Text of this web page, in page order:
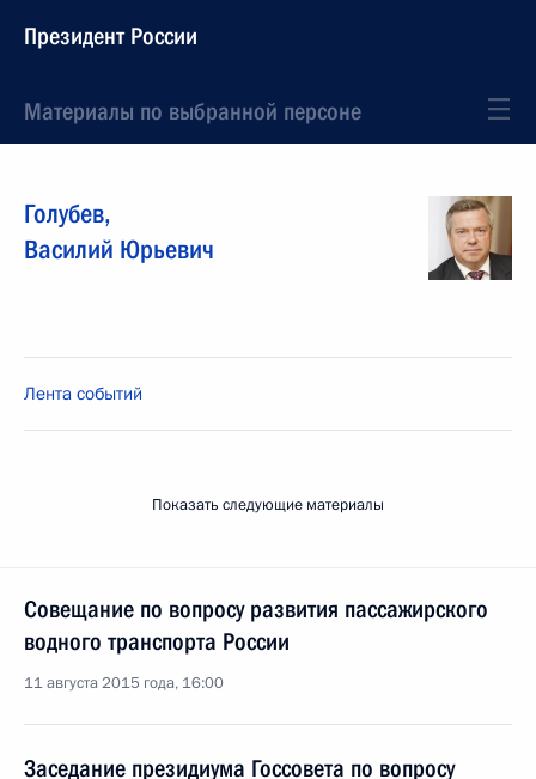
Президент России
Материалы по выбранной персоне
Голубев,
Василий Юрьевич
Лента событий
Показать следующие материалы
Совещание по вопросу развития пассажирского
водного транспорта России
11 августа 2015 года, 16:00
Заседание президиума Госсовета по вопросу